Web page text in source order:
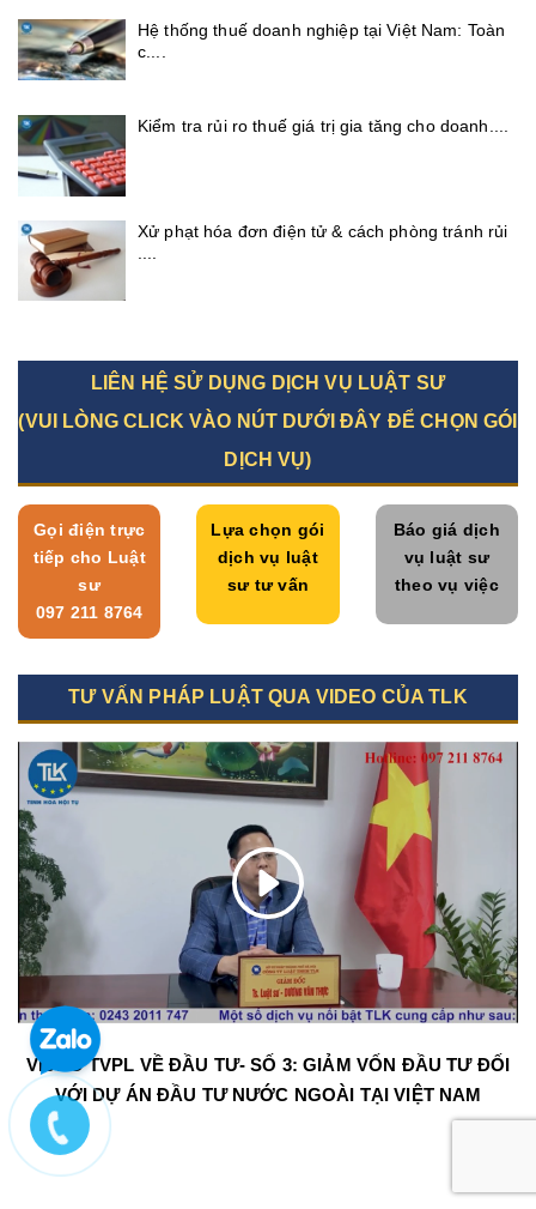
Hệ thống thuế doanh nghiệp tại Việt Nam: Toàn
c....
Kiểm tra rủi ro thuế giá trị gia tăng cho doanh....
Xử phạt hóa đơn điện tử & cách phòng tránh rủi
LIÊN HỆ SỬ DỤNG DỊCH VỤ LUẬT SƯ
(VUI LÒNG CLICK VÀO NÚT DƯỚI ĐÂY ĐỂ CHỌN GÓI
DỊCH VỤ)
Gọi điện trực
tiếp cho Luật
sư
097 211 8764
Lựa chọn gói
dịch vụ luật
sư tư vấn
Báo giá dịch
vụ luật sư
theo vụ việc
TƯ VẤN PHÁP LUẬT QUA VIDEO CỦA TLK
VIDEO TVPL VỀ ĐẦU TƯ- SỐ 3: GIẢM VỐN ĐẦU TƯ ĐỐI
VỚI DỰ ÁN ĐẦU TƯ NƯỚC NGOÀI TẠI VIỆT NAM